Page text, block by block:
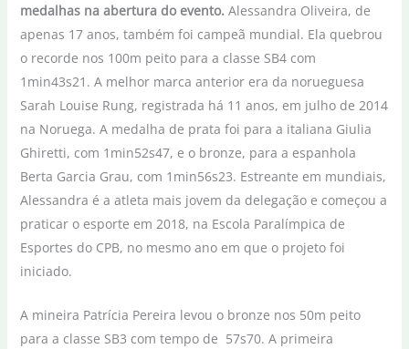
medalhas na abertura do evento. Alessandra Oliveira, de
apenas 17 anos, também foi campeã mundial. Ela quebrou
o recorde nos 100m peito para a classe SB4 com
1min43s21. A melhor marca anterior era da norueguesa
Sarah Louise Rung, registrada há 11 anos, em julho de 2014
na Noruega. A medalha de prata foi para a italiana Giulia
Ghiretti, com 1min52s47, e o bronze, para a espanhola
Berta Garcia Grau, com 1min56s23. Estreante em mundiais,
Alessandra é a atleta mais jovem da delegação e começou a
praticar o esporte em 2018, na Escola Paralímpica de
Esportes do CPB, no mesmo ano em que o projeto foi
iniciado.
A mineira Patrícia Pereira levou o bronze nos 50m peito
para a classe SB3 com tempo de 57s70. A primeira